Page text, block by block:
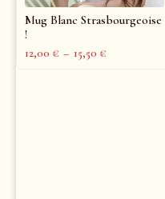
Mug Blanc Strasbourgeoise
!
12,00 € – 15,50 €